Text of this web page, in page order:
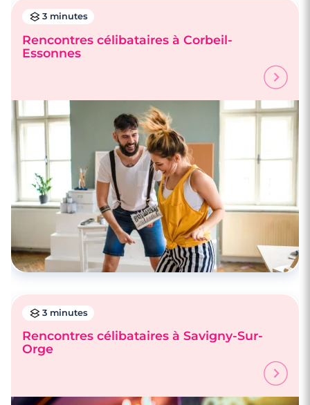
3 minutes
Rencontre à Dourdan
3 minutes
Rencontres célibataires à Corbeil-
Essonnes
3 minutes
Rencontres célibataires à Savigny-Sur-
Orge